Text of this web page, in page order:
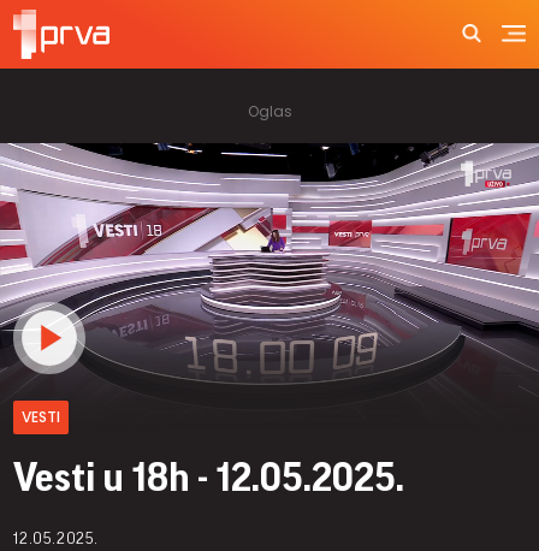
VESTI
Vesti u 18h - 12.05.2025.
12.05.2025.